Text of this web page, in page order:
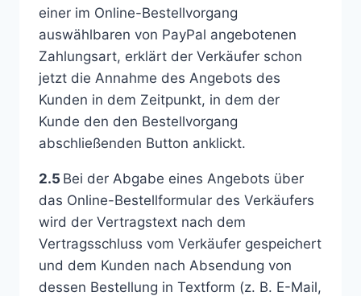
einer im Online-Bestellvorgang
auswählbaren von PayPal angebotenen
Zahlungsart, erklärt der Verkäufer schon
jetzt die Annahme des Angebots des
Kunden in dem Zeitpunkt, in dem der
Kunde den den Bestellvorgang
abschließenden Button anklickt.
2.5 Bei der Abgabe eines Angebots über
das Online-Bestellformular des Verkäufers
wird der Vertragstext nach dem
Vertragsschluss vom Verkäufer gespeichert
und dem Kunden nach Absendung von
dessen Bestellung in Textform (z. B. E-Mail,